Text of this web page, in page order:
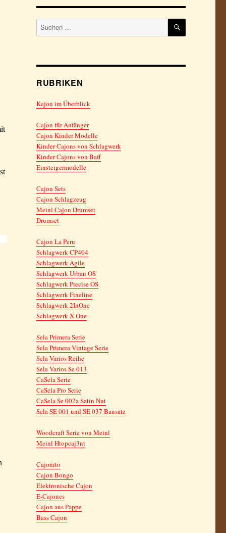
Suchen
nach:
SUCHEN
RUBRIKEN
Kajon im Überblick
Cajon für Anfänger
Cajon Kinder Modelle
Kinder Cajons von Schlagwerk
Kinder Cajons von Baff
Einsteigermodelle
Cajon Sets
Cajon Schlagzeug
Meinl Cajon Drumset
Drumset
Cajon La Peru
Schlagwerk CP404
Schlagwerk Agile
Schlagwerk Urban OS
Schlagwerk Precise OS
Schlagwerk Fineline
Schlagwerk 2InOne
Schlagwerk X-One
Sela Primera Serie
Sela Primera Vintage Serie
Sela Varios Reihe
Sela Varios Se 013
CaSela Serie
CaSela Pro Serie
CaSela Se 002a Satin Nut
Sela SE 001 und SE 037 Bausatz
Woodcraft Serie von Meinl
Meinl Htopcaj3nt
Cajonito
Cajon Bongo
Elektronische Cajon
E-Cajones
Cajon aus Pappe
Bass Cajon